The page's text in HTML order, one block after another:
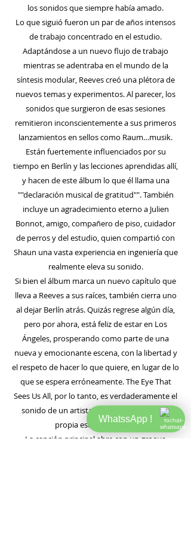
los sonidos que siempre había amado.
Lo que siguió fueron un par de años intensos
de trabajo concentrado en el estudio.
Adaptándose a un nuevo flujo de trabajo
mientras se adentraba en el mundo de la
síntesis modular, Reeves creó una plétora de
nuevos temas y experimentos. Al parecer, los
sonidos que surgieron de esas sesiones
remitieron inconscientemente a sus primeros
lanzamientos en sellos como Raum…musik.
Están fuertemente influenciados por su
tiempo en Berlín y las lecciones aprendidas allí,
y hacen de este álbum lo que él llama una
""declaración musical de gratitud"". También
incluye un agradecimiento eterno a Julien
Bonnot, amigo, compañero de piso, cuidador
de perros y del estudio, quien compartió con
Shaun una vasta experiencia en ingeniería que
realmente eleva su sonido.
Si bien el álbum marca un nuevo capítulo que
lleva a Reeves a sus raíces, también cierra uno
al dejar Berlín atrás. Quizás regrese algún día,
pero por ahora, está feliz de estar en Los
Ángeles, prosperando como parte de una
nueva y emocionante escena, con la libertad y
el respeto de hacer lo que quiere, en lugar de lo
que se espera erróneamente. The Eye That
Sees Us All, por lo tanto, es verdaderamente el
sonido de un artista que reconecta con su
propia esencia musical.
La canción principal abre con un groove
WhatssApp !